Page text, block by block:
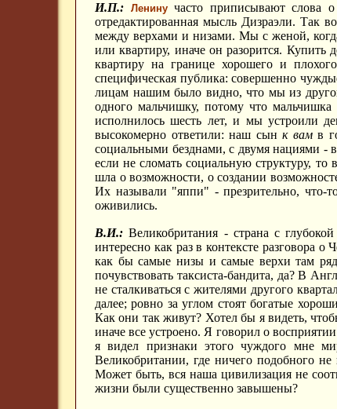
И.П.: Ленинучасто приписывают слова
отредактированная мысль Дизраэли. Так
между верхами и низами. Мы с женой,
или квартиру, иначе он разорится.
квартиру на границе хорошего и
специфическая публика: совершенно
лицам нашим было видно, что мы из
одного мальчишку, потому что
исполнилось шесть лет, и мы устроили
высокомерно ответили: наш сын к вамв
социальными безднами, с двумя нациями -
если не сломать социальную структуру,
шла о возможности, о создании
Их называли "яппи" - презрительно, что-
оживились.
В.И.: Великобритания - страна с
интересно как раз в контексте разговора
как бы самые низы и самые верхи там
почувствовать таксиста-бандита, да? В
не сталкиваться с жителями другого
далее; ровно за углом стоят богатые
Как они так живут? Хотел бы я видеть,
иначе все устроено. Я говорил о
я видел признаки этого чуждого мне
Великобритании, где ничего подобного
Может быть, вся наша цивилизация не
жизни были существенно завышены?